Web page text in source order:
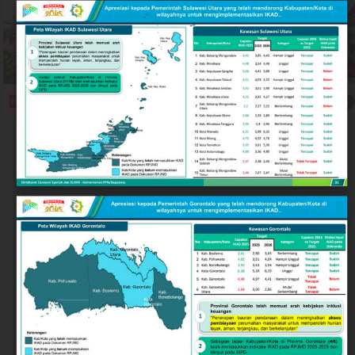
Rendahnya angka kriminalitas jalanan dan minimnya
potensi gesekan sosial menjadikan Kota Gorontalo kian
ideal sebagai destinasi investasi, pusat pendidikan,
maupun kawasan hunian yang aman bagi warga lokal
dan pendatang.
Keberhasilan ini tidak terlepas dari langkah strategis
Pemerintah Kota Gorontalo di bawah kepemimpinan
Wali Kota Adhan Dambea. Salah satu pilar utamanya
adalah penguatan nilai-nilai toleransi antarumat
beragama secara inklusif.
Wali Kota Adhan Dambea menegaskan komitmennya
untuk menjadi mengayom bagi seluruh lapisan
masyarakat tanpa membedakan latar belakang agama.
Komitmen ini diwujudkan lewat dukungan nyata
terhadap berbagai agenda keagamaan, termasuk bagi
kelompok minoritas.